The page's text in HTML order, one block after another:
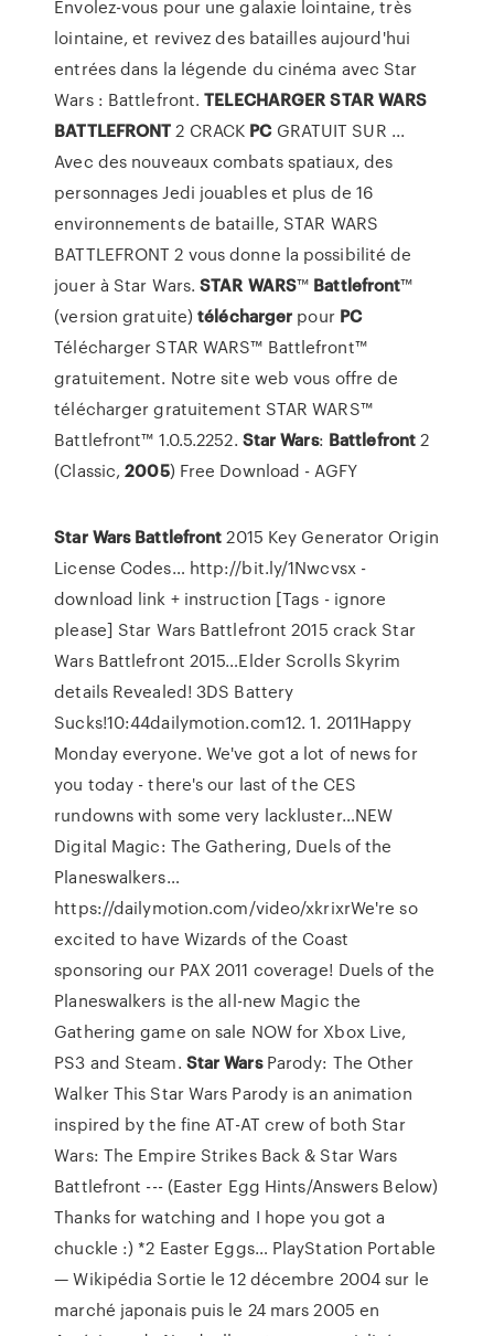
Envolez-vous pour une galaxie lointaine, très
lointaine, et revivez des batailles aujourd'hui
entrées dans la légende du cinéma avec Star
Wars : Battlefront.TELECHARGER STARWARS
BATTLEFRONT2 CRACK PCGRATUIT SUR ...
Avec des nouveaux combats spatiaux, des
personnages Jedi jouables et plus de 16
environnements de bataille, STAR WARS
BATTLEFRONT 2 vous donne la possibilité de
jouer à Star Wars.STAR WARS™ Battlefront™
(version gratuite)télécharger pour PC
Télécharger STAR WARS™ Battlefront™
gratuitement. Notre site web vous offre de
télécharger gratuitement STAR WARS™
Battlefront™ 1.0.5.2252. Star Wars: Battlefront2
(Classic,2005) Free Download - AGFY
Star Wars Battlefront2015 Key Generator Origin
License Codes… http://bit.ly/1Nwcvsx -
download link + instruction [Tags - ignore
please] Star Wars Battlefront 2015 crack Star
Wars Battlefront 2015…Elder Scrolls Skyrim
details Revealed! 3DS Battery
Sucks!10:44dailymotion.com12. 1. 2011Happy
Monday everyone. We've got a lot of news for
you today - there's our last of the CES
rundowns with some very lackluster…NEW
Digital Magic: The Gathering, Duels of the
Planeswalkers…
https://dailymotion.com/video/xkrixrWe're so
excited to have Wizards of the Coast
sponsoring our PAX 2011 coverage! Duels of the
Planeswalkers is the all-new Magic the
Gathering game on sale NOW for Xbox Live,
PS3 and Steam. Star WarsParody: The Other
WalkerThis Star Wars Parody is an animation
inspired by the fine AT-AT crew of both Star
Wars: The Empire Strikes Back & Star Wars
Battlefront --- (Easter Egg Hints/Answers Below)
Thanks for watching and I hope you got a
chuckle :) *2 Easter Eggs… PlayStation Portable
— Wikipédia Sortie le 12 décembre 2004 sur le
marché japonais puis le 24 mars 2005 en